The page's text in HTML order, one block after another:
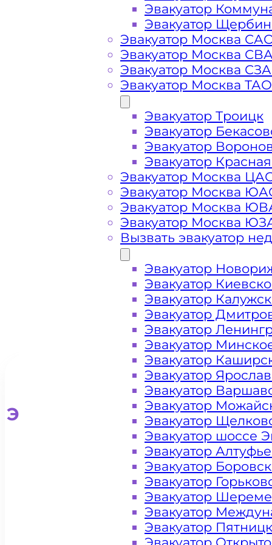
Стоимость
услуг
эвакуатора на
Егорьевском
шоссе
Эвакуатор для легковых
Эвакуатор
Эвакуатор
Эвакуатор Москва
Эвакуатор Москва
Эвакуатор Москва
Эвакуатор Москва ТАО
Эвакуатор Троицк
Эвакуатор
Эвакуатор
Эвакуатор
Эвакуатор Москва
Эвакуатор Москва
Эвакуатор Москва
Эвакуатор Москва
Вызвать эвакуатор
Эвакуатор
Эвакуатор
Эвакуатор
Эвакуатор
Эвакуатор
Эвакуатор
Эвакуатор
Эвакуатор
Эвакуатор
Эвакуатор
Эвакуатор
Эвакуатор шоссе
Эвакуатор
Эвакуатор
Эвакуатор
Эвакуатор
Эвакуатор
Эвакуатор